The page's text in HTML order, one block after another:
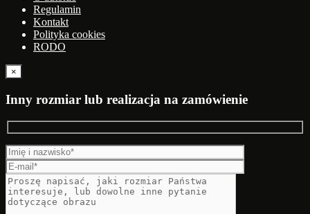
Regulamin
Kontakt
Polityka cookies
RODO
×
Inny rozmiar lub realizacja na zamówienie